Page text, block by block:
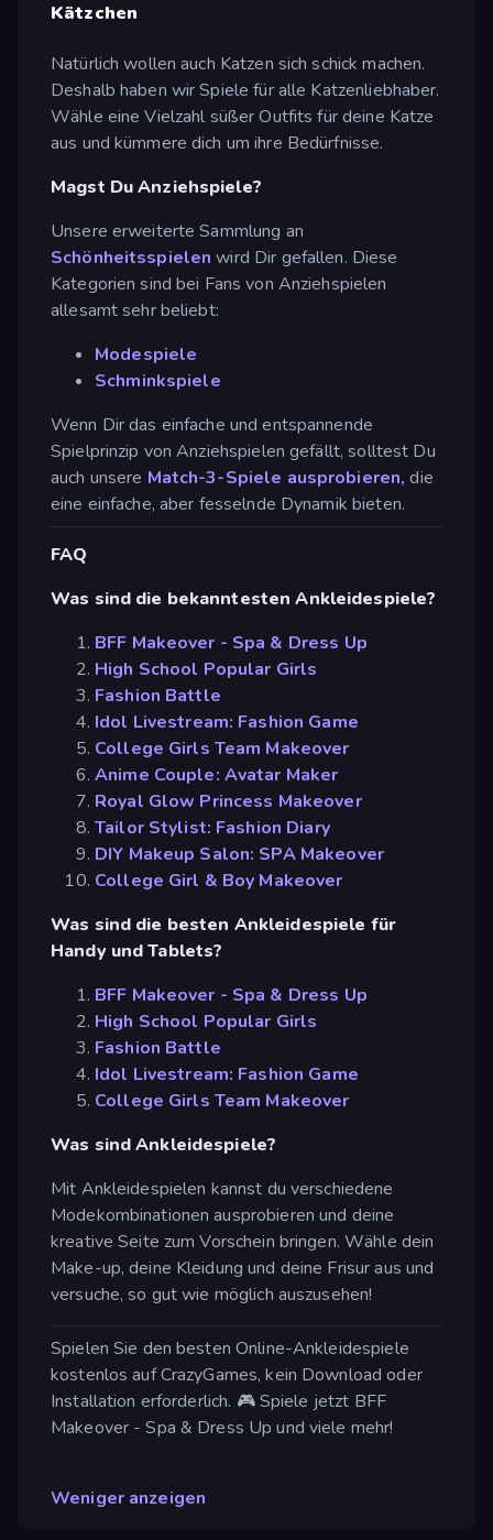
Kätzchen
Natürlich wollen auch Katzen sich schick machen.
Deshalb haben wir Spiele für alle Katzenliebhaber.
Wähle eine Vielzahl süßer Outfits für deine Katze
aus und kümmere dich um ihre Bedürfnisse.
Magst Du Anziehspiele?
Unsere erweiterte Sammlung an
Schönheitsspielen wird Dir gefallen. Diese
Kategorien sind bei Fans von Anziehspielen
allesamt sehr beliebt:
Modespiele
Schminkspiele
Wenn Dir das einfache und entspannende
Spielprinzip von Anziehspielen gefällt, solltest Du
auch unsere Match-3-Spiele ausprobieren, die
eine einfache, aber fesselnde Dynamik bieten.
FAQ
Was sind die bekanntesten Ankleidespiele?
BFF Makeover - Spa & Dress Up
High School Popular Girls
Fashion Battle
Idol Livestream: Fashion Game
College Girls Team Makeover
Anime Couple: Avatar Maker
Royal Glow Princess Makeover
Tailor Stylist: Fashion Diary
DIY Makeup Salon: SPA Makeover
College Girl & Boy Makeover
Was sind die besten Ankleidespiele für
Handy und Tablets?
BFF Makeover - Spa & Dress Up
High School Popular Girls
Fashion Battle
Idol Livestream: Fashion Game
College Girls Team Makeover
Was sind Ankleidespiele?
Mit Ankleidespielen kannst du verschiedene
Modekombinationen ausprobieren und deine
kreative Seite zum Vorschein bringen. Wähle dein
Make-up, deine Kleidung und deine Frisur aus und
versuche, so gut wie möglich auszusehen!
Spielen Sie den besten Online-Ankleidespiele
kostenlos auf CrazyGames, kein Download oder
Installation erforderlich. 🎮 Spiele jetzt BFF
Makeover - Spa & Dress Up und viele mehr!
Weniger anzeigen